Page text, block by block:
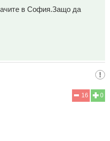
в София.Защо да
0
16